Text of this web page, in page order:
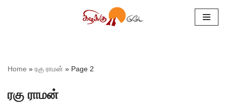
Home » ரகு ராமன் » Page 2
ரகு ராமன்